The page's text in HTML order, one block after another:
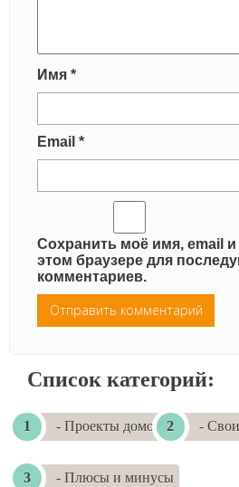
Имя *
Email *
Сохранить моё имя, email и
этом браузере для
комментариев.
Список категорий:
- Проекты домов -
- Плюсы и минусы